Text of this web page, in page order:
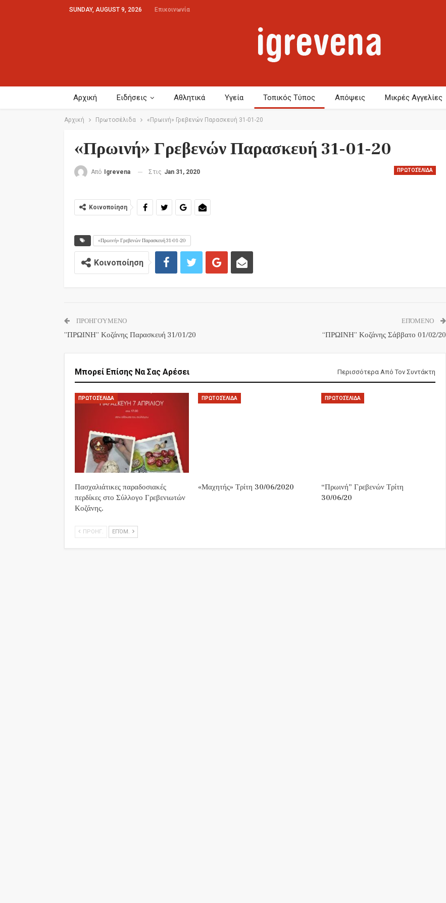
SUNDAY, AUGUST 9, 2026 Επικοινωνία
Αρχική Ειδήσεις Αθλητικά Υγεία Τοπικός Τύπος Απόψεις Μικρές Αγγελίες
Αρχική Πρωτοσέλιδα «Πρωινή» Γρεβενών Παρασκευή 31-01-20
«Πρωινή» Γρεβενών Παρασκευή 31-01-20
ΠΡΩΤΟΣΈΛΙΔΑ
Από Igrevena Στις Jan 31, 2020
Κοινοποίηση
«Πρωινή» Γρεβενών Παρασκευή 31-01-20
Κοινοποίηση
ΠΡΟΗΓΟΎΜΕΝΟ
”ΠΡΩΙΝΗ” Κοζάνης Παρασκευή 31/01/20
ΕΠΌΜΕΝΟ
“ΠΡΩΙΝΗ” Κοζάνης Σάββατο 01/02/20
Μπορεί Επίσης Να Σας Αρέσει Περισσότερα Από Τον Συντάκτη
ΠΡΩΤΟΣΈΛΙΔΑ
Πασχαλιάτικες παραδοσιακές
περδίκες στο Σύλλογο Γρεβενιωτών
Κοζάνης.
ΠΡΩΤΟΣΈΛΙΔΑ
«Μαχητής» Τρίτη 30/06/2020
ΠΡΩΤΟΣΈΛΙΔΑ
“Πρωινή” Γρεβενών Τρίτη
30/06/20
ΠΡΟΗΓ. ΕΠΌΜ.